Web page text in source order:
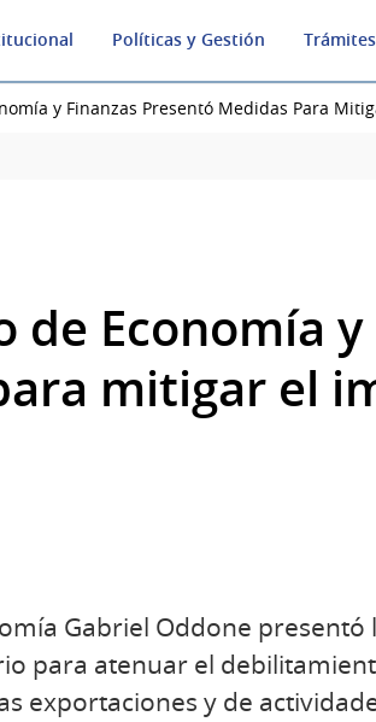
Políticas y Gestión
y Finanzas Presentó Medidas Para
de Economía
mitigar el
Gabriel Oddone presentó
para atenuar el
exportaciones y de